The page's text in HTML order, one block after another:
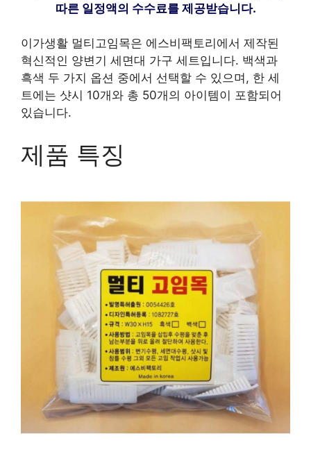
따른 일정액의 수수료를 제공받습니다.
이가생활 멀티고임목은 에스비팩토리에서 제작된
혁신적인 양변기 세면대 가구 세트입니다. 백색과
흑색 두 가지 옵션 중에서 선택할 수 있으며, 한 세
트에는 샷시 10개와 총 50개의 아이템이 포함되어
있습니다.
제품 특징